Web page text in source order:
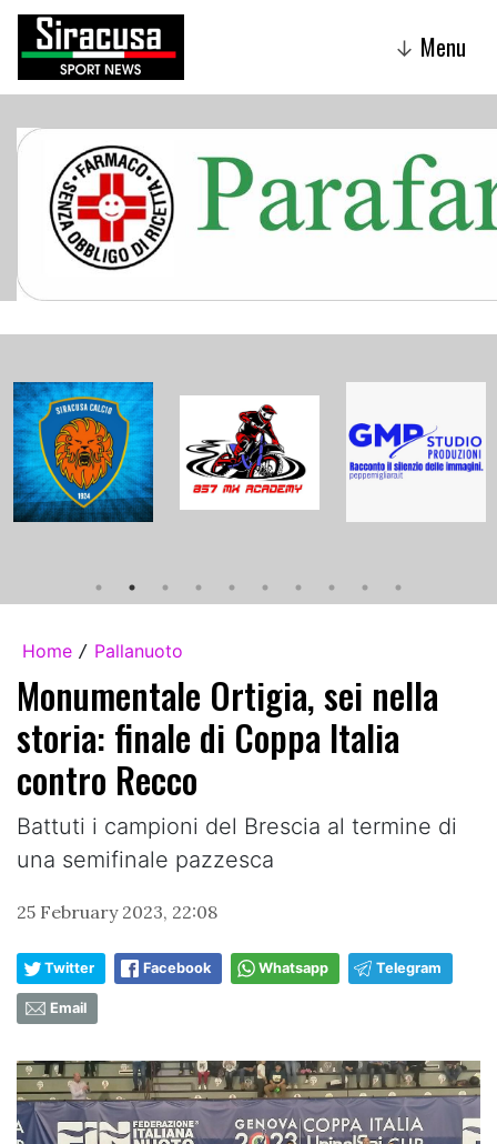
↓ Menu
Home / Pallanuoto
Monumentale Ortigia, sei nella
storia: finale di Coppa Italia
contro Recco
Battuti i campioni del Brescia al termine di
una semifinale pazzesca
25 February 2023, 22:08
Twitter Facebook Whatsapp Telegram
Email